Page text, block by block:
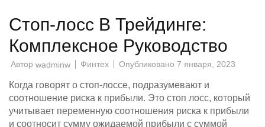
Стоп-лосс В Трейдинге:
Комплексное Руководство
Автор wadminw Финтех Опубликовано 7 января, 2023
Когда говорят о стоп-лоссе, подразумевают и
соотношение риска к прибыли. Это стоп лосс, который
учитывает переменную соотношения риска к прибыли
и соотносит сумму ожидаемой прибыли с суммой